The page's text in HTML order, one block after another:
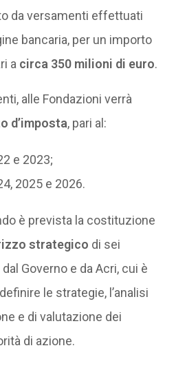
da versamenti effettuati
bancaria, per un importo
a circa 350 milioni di euro.
alle Fondazioni verrà
d’imposta, pari al:
e 2023;
2025 e 2026.
è prevista la costituzione
strategico di sei
Governo e da Acri, cui è
le strategie, l’analisi
e di valutazione dei
di azione.